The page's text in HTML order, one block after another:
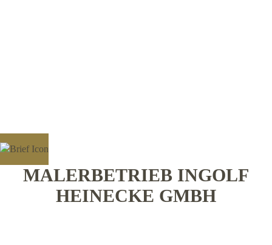
MALERBETRIEB INGOLF
HEINECKE GMBH